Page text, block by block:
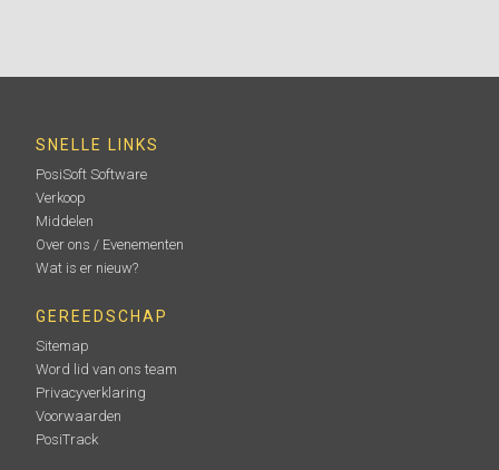
SNELLE LINKS
PosiSoft Software
Verkoop
Middelen
Over ons / Evenementen
Wat is er nieuw?
GEREEDSCHAP
Sitemap
Word lid van ons team
Privacyverklaring
Voorwaarden
PosiTrack